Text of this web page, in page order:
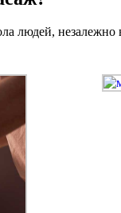
незалежно